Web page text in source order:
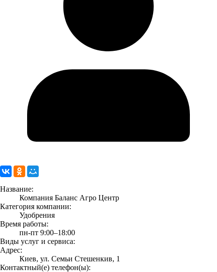
Название:
Компания Баланс Агро Центр
Категория компании:
Удобрения
Время работы:
пн-пт 9:00–18:00
Виды услуг и сервиса:
Адрес:
Киев, ул. Семьи Стешенкив, 1
Контактный(е) телефон(ы):